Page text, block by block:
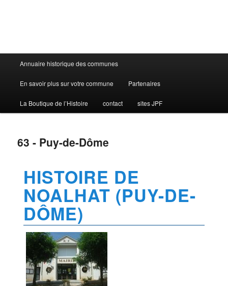
principal
Annuaire historique des communes
En savoir plus sur votre commune Partenaires
La Boutique de l’Histoire contact sites JPF
63 - Puy-de-Dôme
HISTOIRE DE
NOALHAT (PUY-DE-
DÔME)